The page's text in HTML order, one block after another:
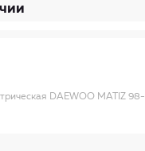
DAEWOO MATIZ 98-